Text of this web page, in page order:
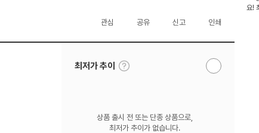
관심 공유 신고 인쇄
최저가 추이
툴
팁
알
상품 출시 전 또는 단종 상품으로,
최저가 추이가 없습니다.